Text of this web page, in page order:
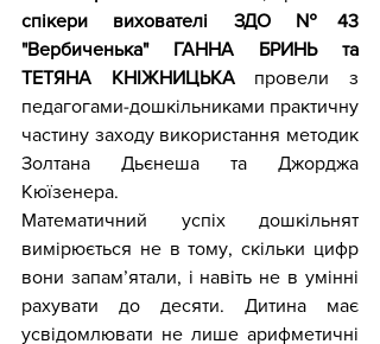
спікери вихователі ЗДО №43
"Вербиченька" ГАННА БРИНЬ та
ТЕТЯНА КНІЖНИЦЬКА провели з
педагогами-дошкільниками практичну
частину заходу використання методик
Золтана Дьєнеша та Джорджа
Кюїзенера.
Математичний успіх дошкільнят
вимірюється не в тому, скільки цифр
вони запам’ятали, і навіть не в умінні
рахувати до десяти. Дитина має
усвідомлювати не лише арифметичні